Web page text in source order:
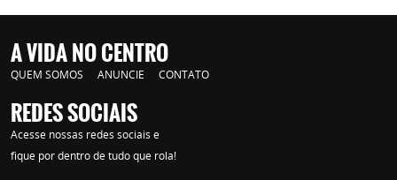
A VIDA NO CENTRO
QUEM SOMOS ANUNCIE CONTATO
REDES SOCIAIS
Acesse nossas redes sociais e
fique por dentro de tudo que rola!